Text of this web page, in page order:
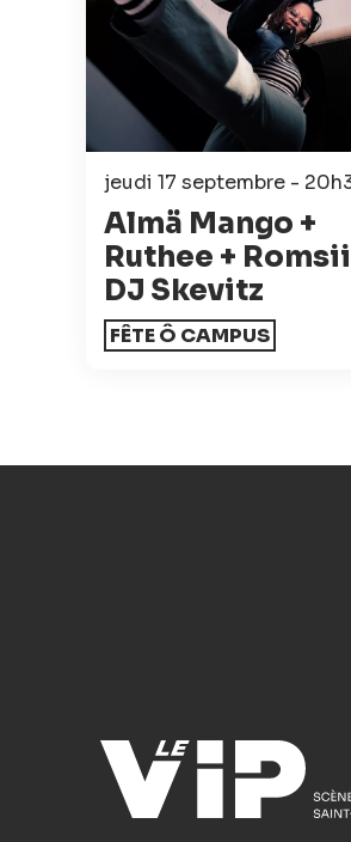
jeudi 17 septembre -
Almä Mango +
Ruthee +
DJ Skevitz
FÊTE Ô CAMPUS